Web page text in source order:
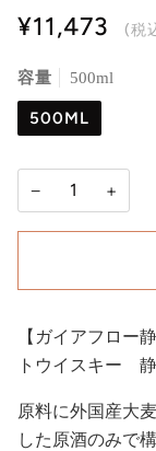
¥11,473 (税
容量 500ml
500ML
− +
【ガイアフロ
トウイスキー
原料に外国産大
した原酒のみで